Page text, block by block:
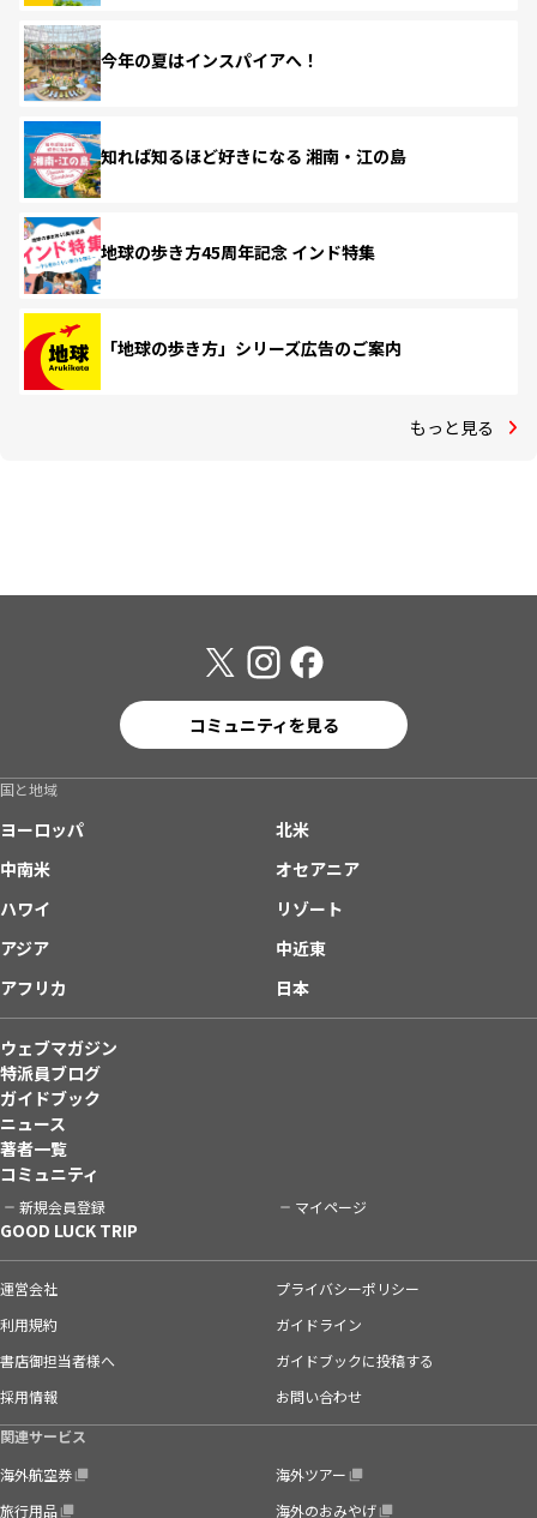
今年の夏はインスパイアへ！
知れば知るほど好きになる 湘南・江の島
地球の歩き方45周年記念 インド特集
「地球の歩き方」シリーズ広告のご案内
もっと見る
コミュニティを見る
国と地域
ヨーロッパ
北米
中南米
オセアニア
ハワイ
リゾート
アジア
中近東
アフリカ
日本
ウェブマガジン
特派員ブログ
ガイドブック
ニュース
著者一覧
コミュニティ
新規会員登録 マイページ
GOOD LUCK TRIP
運営会社
プライバシーポリシー
利用規約
ガイドライン
書店御担当者様へ
ガイドブックに投稿する
採用情報
お問い合わせ
関連サービス
海外航空券
海外ツアー
旅行用品
海外のおみやげ